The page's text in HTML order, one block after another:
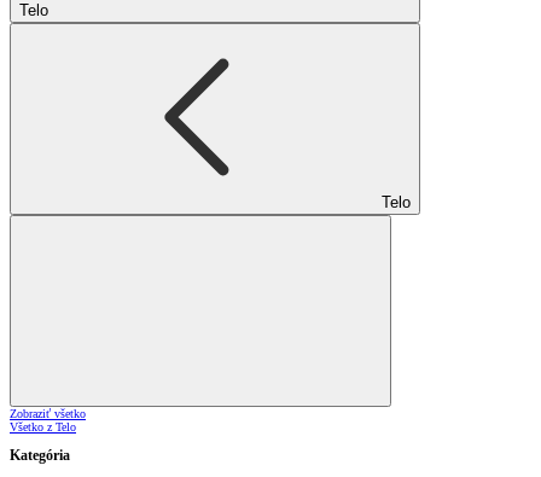
Telo
Telo
Zobraziť všetko
Všetko z Telo
Kategória